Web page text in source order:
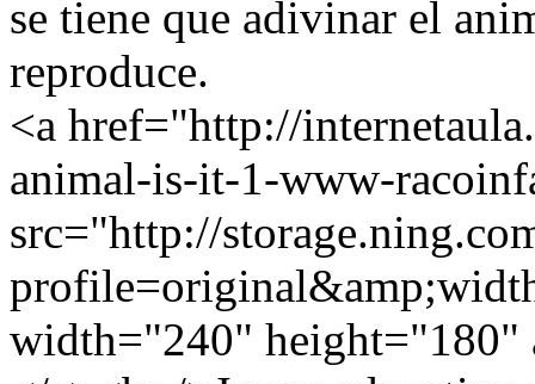
se tiene que adivinar el
reproduce.
<a href="http://
animal-is-it-1-www-
src="http://
width="240" height="180"